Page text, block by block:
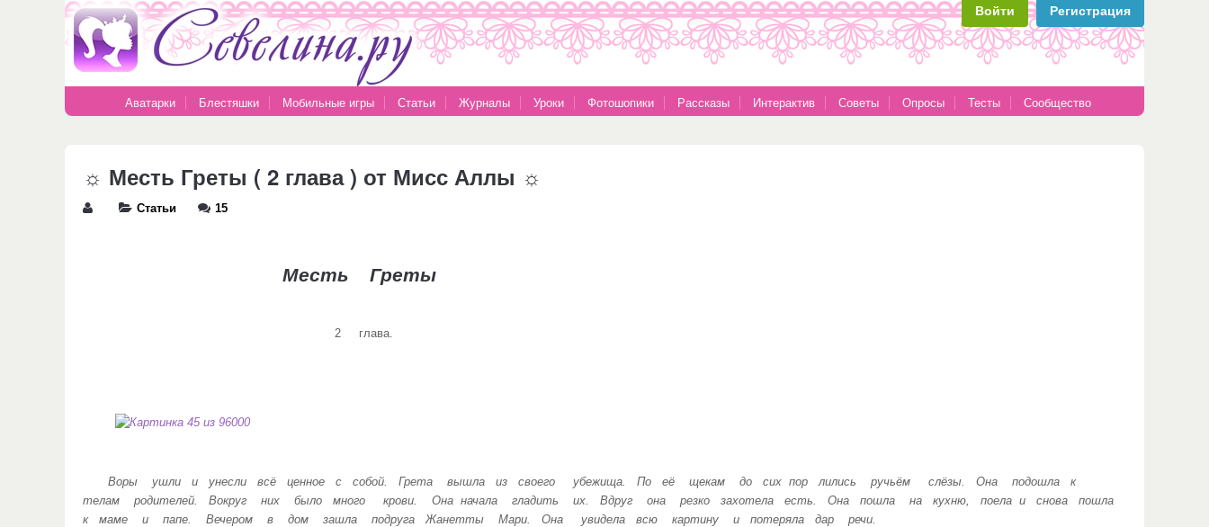
Войти Регистрация
Аватарки Блестяшки Мобильные игры Статьи Журналы Уроки Фотошопики Рассказы Интерактив Советы Опросы Тесты Сообщество
☼ Месть Греты ( 2 глава ) от Мисс Аллы ☼
Статьи 15
Месть Греты
2 глава.
Воры ушли и унесли всё ценное с собой. Грета вышла из своего убежища. По её щекам до сих пор лились ручьём слёзы. Она подошла к
телам родителей. Вокруг них было много крови. Она начала гладить их. Вдруг она резко захотела есть. Она пошла на кухню, поела и снова пошла
к маме и папе. Вечером в дом зашла подруга Жанетты Мари. Она увидела всю картину и потеряла дар речи.